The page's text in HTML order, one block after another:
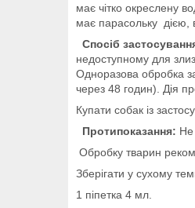
має чітко окреслену
має парасольку дією,
Спосіб
недоступному для
Одноразова обробка
через 48 годин). Дія
Купати собак із
Протипоказання: Не
Обробку тварин
Зберігати у сухому
1 піпетка 4 мл.